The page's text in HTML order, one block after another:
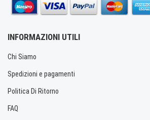
INFORMAZIONI UTILI
Chi Siamo
Spedizioni e pagamenti
Politica Di Ritorno
FAQ